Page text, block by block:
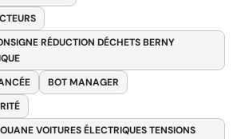
RÉDUCTION DÉCHETS BERNY
BOT MANAGER
VOITURES ÉLECTRIQUES TENSIONS